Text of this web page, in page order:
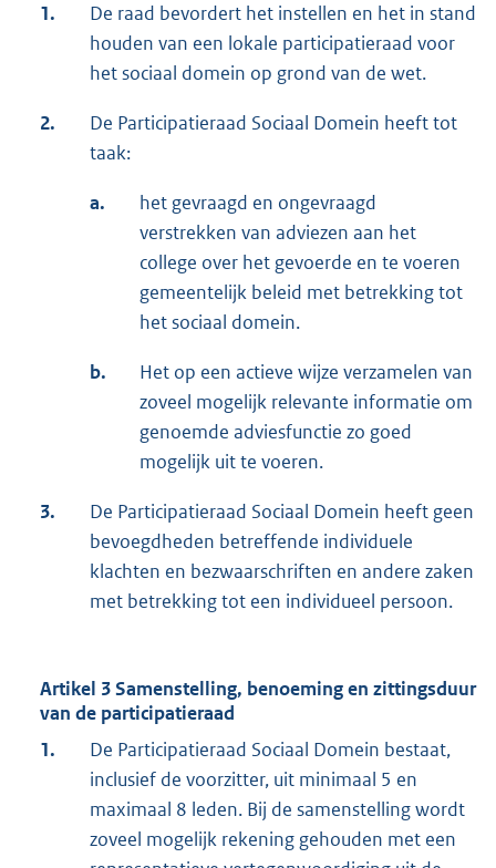
1.
De raad bevordert het instellen en het in stand
houden van een lokale participatieraad voor
het sociaal domein op grond van de wet.
2.
De Participatieraad Sociaal Domein heeft tot
taak:
a.
het gevraagd en ongevraagd
verstrekken van adviezen aan het
college over het gevoerde en te voeren
gemeentelijk beleid met betrekking tot
het sociaal domein.
b.
Het op een actieve wijze verzamelen van
zoveel mogelijk relevante informatie om
genoemde adviesfunctie zo goed
mogelijk uit te voeren.
3.
De Participatieraad Sociaal Domein heeft geen
bevoegdheden betreffende individuele
klachten en bezwaarschriften en andere zaken
met betrekking tot een individueel persoon.
Artikel 3 Samenstelling, benoeming en zittingsduur
van de participatieraad
1.
De Participatieraad Sociaal Domein bestaat,
inclusief de voorzitter, uit minimaal 5 en
maximaal 8 leden. Bij de samenstelling wordt
zoveel mogelijk rekening gehouden met een